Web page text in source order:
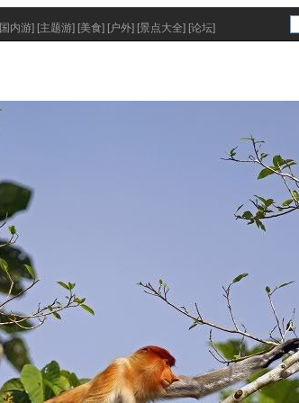
国内游] [主题游] [美食] [户外] [景点大全] [论坛]